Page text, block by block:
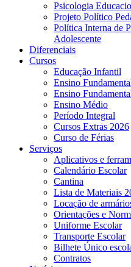
Psicologia
Projeto Político
Política Interna de
Adolescente
Diferenciais
Cursos
Educação Infantil
Ensino
Ensino
Ensino Médio
Período Integral
Cursos Extras 2026
Curso de Férias
Serviços
Aplicativos e
Calendário Escolar
Cantina
Lista de Materiais
Locação de
Orientações e
Uniforme Escolar
Transporte Escolar
Bilhete Único
Contratos